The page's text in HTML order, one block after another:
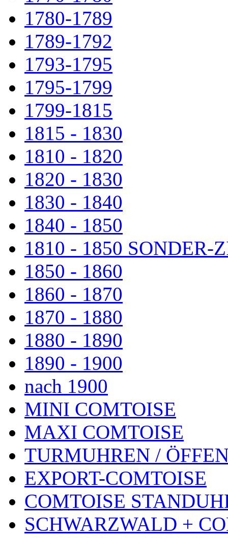
1780-1789
1789-1792
1793-1795
1795-1799
1799-1815
1815 - 1830
1810 - 1820
1820 - 1830
1830 - 1840
1840 - 1850
1810 - 1850 SONDER-
1850 - 1860
1860 - 1870
1870 - 1880
1880 - 1890
1890 - 1900
nach 1900
MINI COMTOISE
MAXI COMTOISE
TURMUHREN /
EXPORT-COMTOISE
COMTOISE
SCHWARZWALD +